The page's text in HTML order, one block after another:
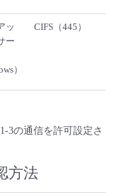
ッ
ー
）
CIFS（445）
3の通信を許可設定さ
方法